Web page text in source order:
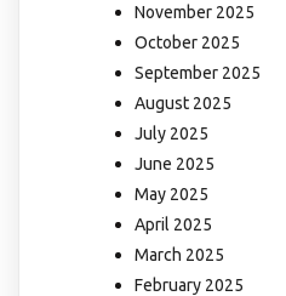
November 2025
October 2025
September 2025
August 2025
July 2025
June 2025
May 2025
April 2025
March 2025
February 2025